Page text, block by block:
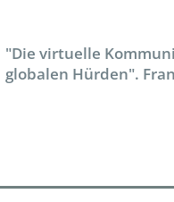
"Die virtuelle
globalen Hürden".